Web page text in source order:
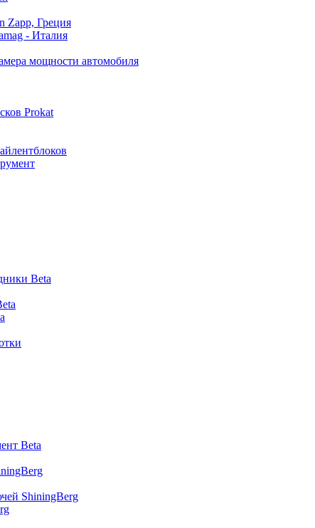
Zapp, Греция
- Италия
мощности автомобиля
Prokat
Beta
Beta
ShiningBerg